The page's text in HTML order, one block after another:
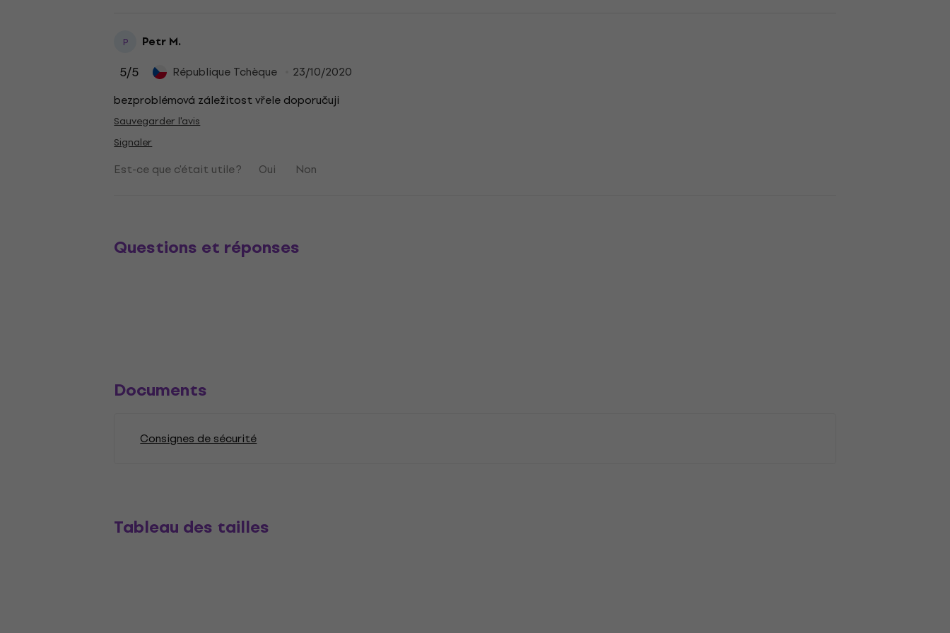
P Petr M.
5/5 République Tchèque
23/10/2020
bezproblémová záležitost vřele doporučuji
Sauvegarder l'avis
Signaler
Est-ce que c'était utile ? Oui Non
Questions et réponses
Documents
Consignes de sécurité
Tableau des tailles